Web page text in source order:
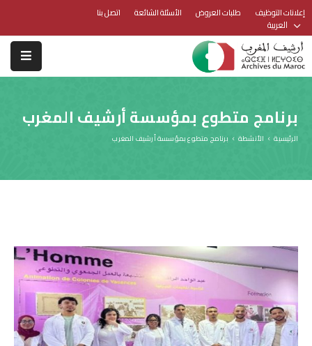
إعلانات التوظيف طلبات العروض الأسئلة الشائعة اتصل بنا
العربية
برنامج متطوع بمؤسسة أرشيف المغرب
الرئيسية الأنشطة برنامج متطوع بمؤسسة أرشيف المغرب